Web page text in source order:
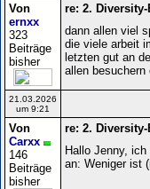
Von
ernxx
323
Beiträge
bisher
re: 2.
dann allen viel
die viele arbeit
letzten gut an
allen besuchern
21.03.2026
um 9:21
Von
Carxx
146
Beiträge
bisher
re: 2.
Hallo Jenny,
an: Weniger ist